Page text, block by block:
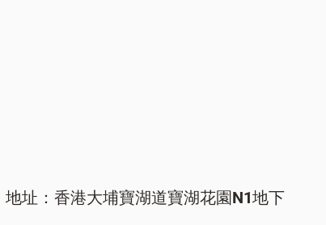
地址：香港大埔寶湖道寶湖花園N1地下